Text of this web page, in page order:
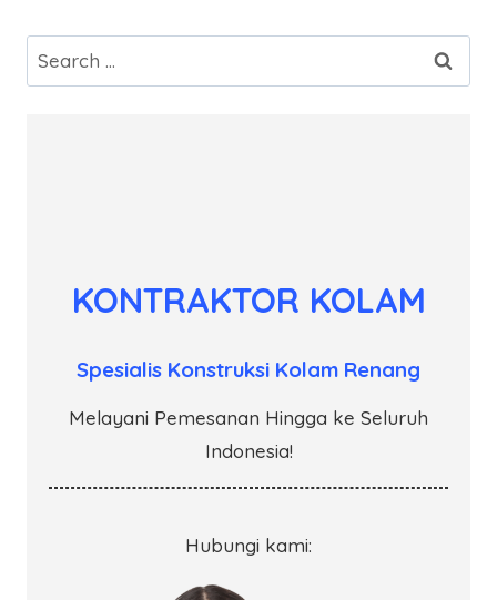
Search
for:
KONTRAKTOR KOLAM
Spesialis Konstruksi Kolam Renang
Melayani Pemesanan Hingga ke Seluruh
Indonesia!
Hubungi kami: